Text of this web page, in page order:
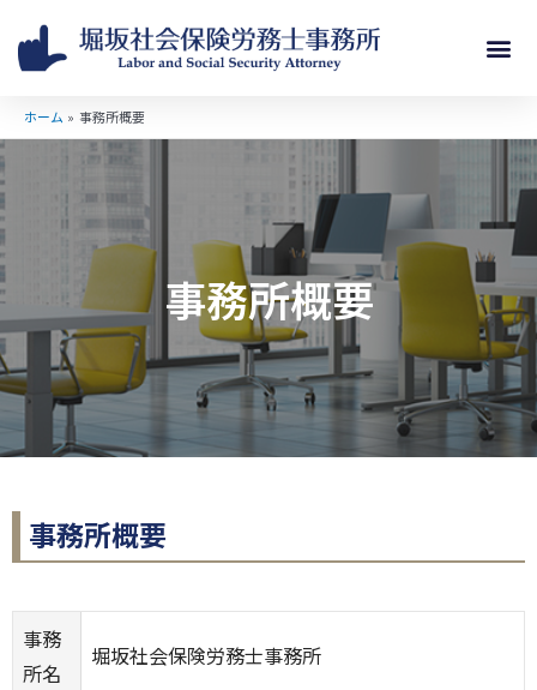
ホーム 事務所概要
事務所概要
事務所概要
事務
所名
堀坂社会保険労務士事務所